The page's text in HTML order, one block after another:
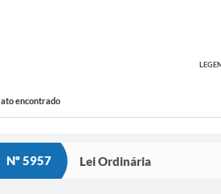
ato encontrado
Nº 5957 Lei Ordinária